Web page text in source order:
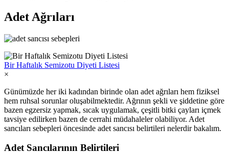
Adet Ağrıları
Bir Haftalık Semizotu Diyeti Listesi
×
Günümüzde her iki kadından birinde olan adet ağrıları hem fiziksel
hem ruhsal sorunlar oluşabilmektedir. Ağrının şekli ve şiddetine göre
bazen egzersiz yapmak, sıcak uygulamak, çeşitli bitki çayları içmek
tavsiye edilirken bazen de cerrahi müdahaleler olabiliyor. Adet
sancıları sebepleri öncesinde adet sancısı belirtileri nelerdir bakalım.
Adet Sancılarının Belirtileri